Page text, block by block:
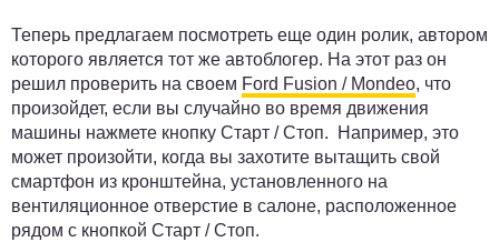
Теперь предлагаем посмотреть еще один ролик, автором
которого является тот же автоблогер. На этот раз он
решил проверить на своем Ford Fusion / Mondeo, что
произойдет, если вы случайно во время движения
машины нажмете кнопку Старт / Стоп. Например, это
может произойти, когда вы захотите вытащить свой
смартфон из кронштейна, установленного на
вентиляционное отверстие в салоне, расположенное
рядом с кнопкой Старт / Стоп.